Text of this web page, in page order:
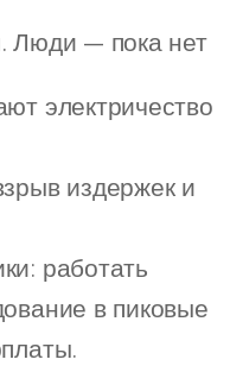
Люди — пока нет
электричество
издержек и
работать
в пиковые